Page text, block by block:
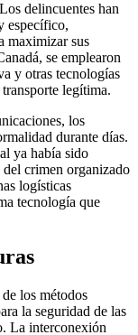
delincuentes han
específico,
maximizar sus
se emplearon
y otras tecnologías
legítima.
los
durante días.
ya había sido
del crimen organizado
logísticas
tecnología que
los métodos
la seguridad de las
La interconexión